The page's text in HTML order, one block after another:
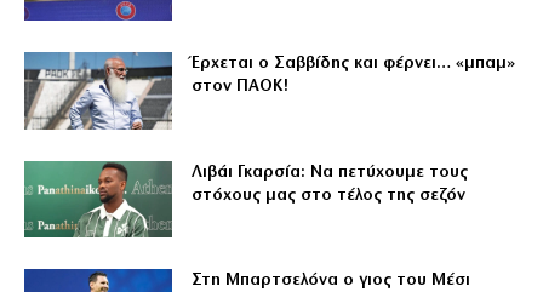
Έρχεται ο Σαββίδης και φέρνει… «μπαμ»
στον ΠΑΟΚ!
Λιβάι Γκαρσία: Να πετύχουμε τους
στόχους μας στο τέλος της σεζόν
Στη Μπαρτσελόνα ο γιος του Μέσι